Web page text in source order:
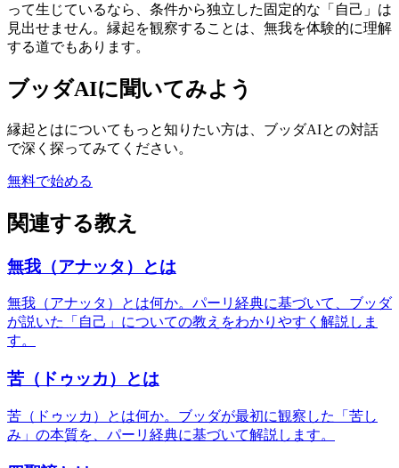
って生じているなら、条件から独立した固定的な「自己」は
見出せません。縁起を観察することは、無我を体験的に理解
する道でもあります。
ブッダAIに聞いてみよう
縁起とはについてもっと知りたい方は、ブッダAIとの対話
で深く探ってみてください。
無料で始める
関連する教え
無我（アナッタ）とは
無我（アナッタ）とは何か。パーリ経典に基づいて、ブッダ
が説いた「自己」についての教えをわかりやすく解説しま
す。
苦（ドゥッカ）とは
苦（ドゥッカ）とは何か。ブッダが最初に観察した「苦し
み」の本質を、パーリ経典に基づいて解説します。